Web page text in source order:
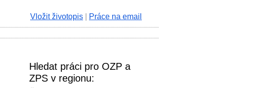
Hledat práci pro OZP a
ZPS v regionu:
Vložit životopis Práce na email